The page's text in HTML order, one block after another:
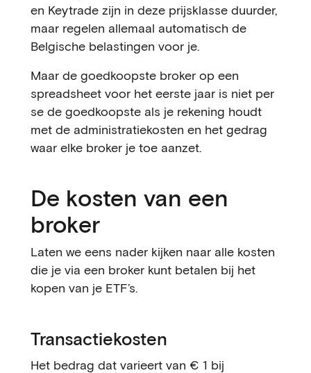
en Keytrade zijn in deze prijsklasse duurder,
maar regelen allemaal automatisch de
Belgische belastingen voor je.
Maar de goedkoopste broker op een
spreadsheet voor het eerste jaar is niet per
se de goedkoopste als je rekening houdt
met de administratiekosten en het gedrag
waar elke broker je toe aanzet.
De kosten van een
broker
Laten we eens nader kijken naar alle kosten
die je via een broker kunt betalen bij het
kopen van je ETF’s.
Transactiekosten
Het bedrag dat varieert van € 1 bij